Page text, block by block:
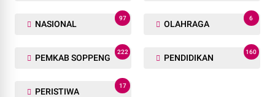
NASIONAL
97
OLAHRAGA
6
PEMKAB SOPPENG
222
PENDIDIKAN
160
PERISTIWA
17